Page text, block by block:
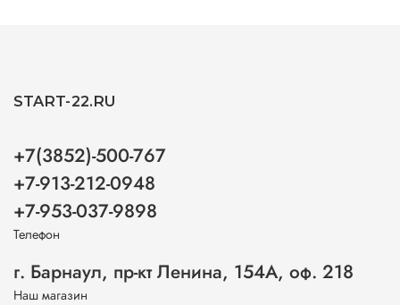
START-22.RU
+7(3852)-500-767
+7-913-212-0948
+7-953-037-9898
Телефон
г. Барнаул, пр-кт Ленина, 154А, оф. 218
Наш магазин